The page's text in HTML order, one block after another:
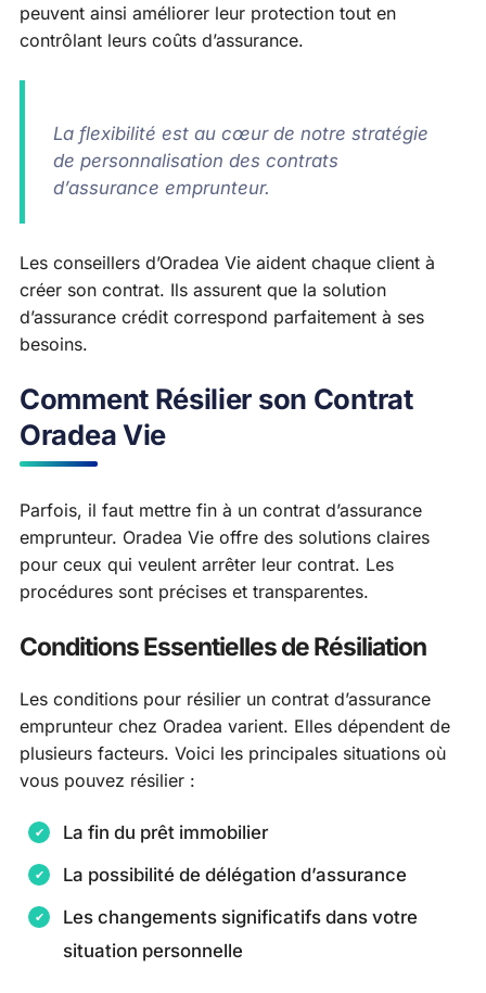
peuvent ainsi améliorer leur protection tout en
contrôlant leurs coûts d’assurance.
La flexibilité est au cœur de notre stratégie
de personnalisation des contrats
d’assurance emprunteur.
Les conseillers d’Oradea Vie aident chaque client à
créer son contrat. Ils assurent que la solution
d’assurance crédit correspond parfaitement à ses
besoins.
Comment Résilier son Contrat
Oradea Vie
Parfois, il faut mettre fin à un contrat d’assurance
emprunteur. Oradea Vie offre des solutions claires
pour ceux qui veulent arrêter leur contrat. Les
procédures sont précises et transparentes.
Conditions Essentielles de Résiliation
Les conditions pour résilier un contrat d’assurance
emprunteur chez Oradea varient. Elles dépendent de
plusieurs facteurs. Voici les principales situations où
vous pouvez résilier :
La fin du prêt immobilier
La possibilité de délégation d’assurance
Les changements significatifs dans votre
situation personnelle